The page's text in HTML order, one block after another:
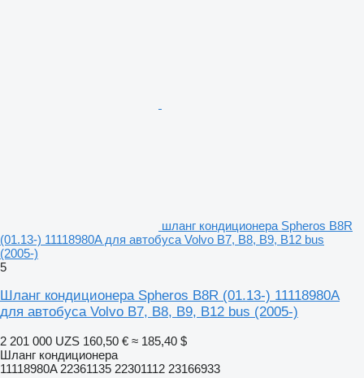
шланг кондиционера Spheros B8R
(01.13-) 11118980A для автобуса Volvo B7, B8, B9, B12 bus
(2005-)
5
Шланг кондиционера Spheros B8R (01.13-) 11118980A
для автобуса Volvo B7, B8, B9, B12 bus (2005-)
2 201 000 UZS 160,50 € ≈ 185,40 $
Шланг кондиционера
11118980A 22361135 22301112 23166933